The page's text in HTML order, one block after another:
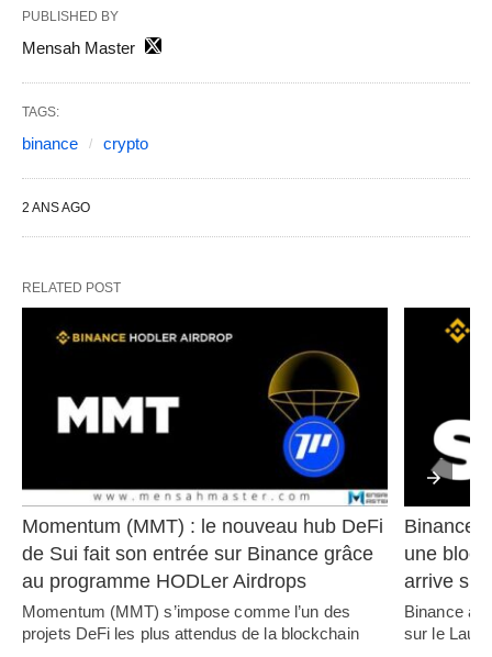
PUBLISHED BY
Mensah Master
TAGS:
binance crypto
2 ANS AGO
RELATED POST
Momentum (MMT) : le nouveau hub DeFi
de Sui fait son entrée sur Binance grâce
au programme HODLer Airdrops
Momentum (MMT) s’impose comme l’un des
projets DeFi les plus attendus de la blockchain
Binance
une
arrive sur
Binance
sur le